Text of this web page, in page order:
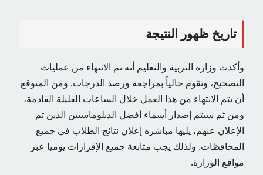
تاريخ ظهور النتيجة
وأكدت وزارة التربية والتعليم أنه تم الانتهاء من عمليات
التصحيح، وتقوم حالياً بمراجعة ورصد الدرجات. ومن المتوقع
أن يتم الانتهاء من هذا العمل خلال الساعات القليلة القادمة،
ومن ثم سيتم إصدار أسماء أفضل الدبلوماسيين الذين تم
الإعلان عنهم، يليها مباشرة إعلان نتائج الطلاب في جميع
المحافظات. ولذلك يجب متابعة جميع الإقرارات يوميا عبر
مواقع الوزارة.